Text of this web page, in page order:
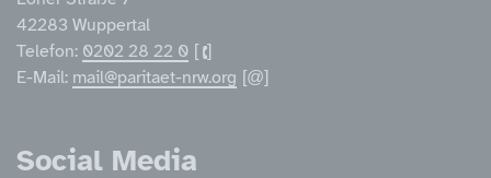
42283 Wuppertal
Telefon: 0202 28 22 0
E-Mail: mail@paritaet-nrw.org
Social Media